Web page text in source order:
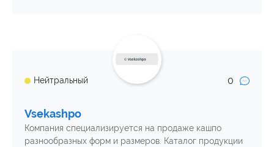
Нейтральный 0
Vsekashpo
Компания специализируется на продаже кашпо
разнообразных форм и размеров. Каталог продукции